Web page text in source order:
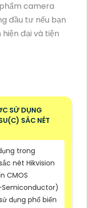
camera
đầu tư nếu bạn
đại và tiện
SỬ DỤNG
SẮC NÉT
trong
nét Hikvision
CMOS
dụng phổ biến